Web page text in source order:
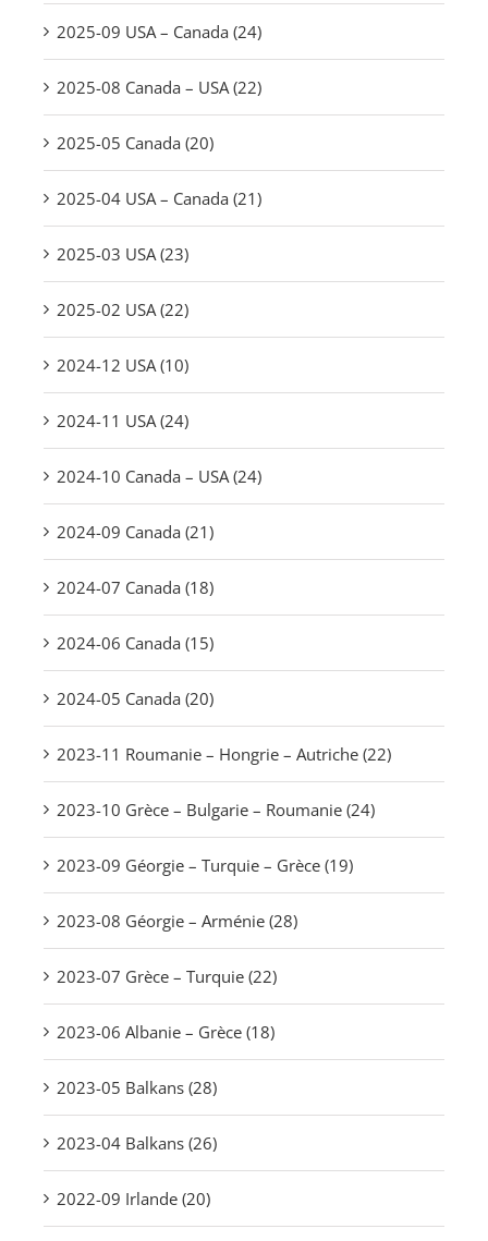
2025-09 USA – Canada (24)
2025-08 Canada – USA (22)
2025-05 Canada (20)
2025-04 USA – Canada (21)
2025-03 USA (23)
2025-02 USA (22)
2024-12 USA (10)
2024-11 USA (24)
2024-10 Canada – USA (24)
2024-09 Canada (21)
2024-07 Canada (18)
2024-06 Canada (15)
2024-05 Canada (20)
2023-11 Roumanie – Hongrie – Autriche (22)
2023-10 Grèce – Bulgarie – Roumanie (24)
2023-09 Géorgie – Turquie – Grèce (19)
2023-08 Géorgie – Arménie (28)
2023-07 Grèce – Turquie (22)
2023-06 Albanie – Grèce (18)
2023-05 Balkans (28)
2023-04 Balkans (26)
2022-09 Irlande (20)